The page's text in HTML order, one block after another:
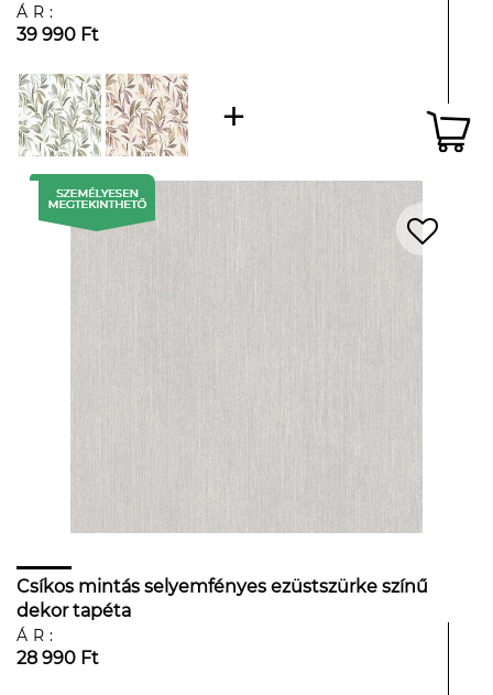
ÁR:
39 990 Ft
Csíkos mintás selyemfényes ezüstszürke színű
dekor tapéta
ÁR:
28 990 Ft